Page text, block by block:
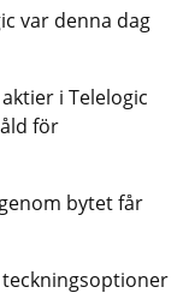
var denna dag
i Telelogic
för
bytet får
teckningsoptioner